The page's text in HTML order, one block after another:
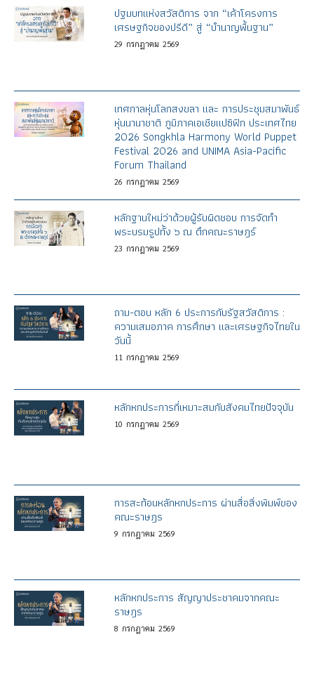
ปฐมบทแห่งสวัสดิการ จาก “เค้าโครงการ
เศรษฐกิจของปรีดี” สู่ “บำนาญพื้นฐาน”
29 กรกฎาคม 2569
เทศกาลหุ่นโลกสงขลา และ การประชุมสมาพันธ์
หุ่นนานาชาติ ภูมิภาคเอเชียแปซิฟิก ประเทศไทย
2026 Songkhla Harmony World Puppet
Festival 2026 and UNIMA Asia-Pacific
Forum Thailand
26 กรกฎาคม 2569
หลักฐานใหม่ว่าด้วยผู้รับผิดชอบ การจัดทำ
พระบรมรูปทั้ง ๖ ณ ตึกคณะราษฎร์
23 กรกฎาคม 2569
ถาม-ตอบ หลัก 6 ประการกับรัฐสวัสดิการ :
ความเสมอภาค การศึกษา และเศรษฐกิจไทยใน
วันนี้
11 กรกฎาคม 2569
หลักหกประการที่เหมาะสมกับสังคมไทยปัจจุบัน
10 กรกฎาคม 2569
การสะท้อนหลักหกประการ ผ่านสื่อสิ่งพิมพ์ของ
คณะราษฎร
9 กรกฎาคม 2569
หลักหกประการ สัญญาประชาคมจากคณะ
ราษฎร
8 กรกฎาคม 2569